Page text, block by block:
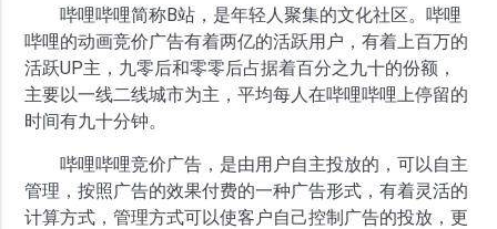
哔哩哔哩简称B站，是年轻人聚集的文化社区。哔哩
哔哩的动画竞价广告有着两亿的活跃用户，有着上百万的
活跃UP主，九零后和零零后占据着百分之九十的份额，
主要以一线二线城市为主，平均每人在哔哩哔哩上停留的
时间有九十分钟。
哔哩哔哩竞价广告，是由用户自主投放的，可以自主
管理，按照广告的效果付费的一种广告形式，有着灵活的
计算方式，管理方式可以使客户自己控制广告的投放，更